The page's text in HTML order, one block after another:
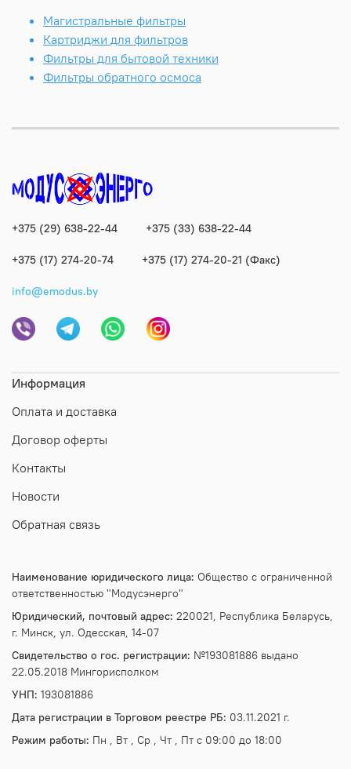
Магистральные фильтры
Картриджи для фильтров
Фильтры для бытовой техники
Фильтры обратного осмоса
Информация
Оплата и доставка
Договор оферты
Контакты
Новости
Обратная связь
Наименование юридического лица: Общество с ограниченной
ответственностью "Модусэнерго"
Юридический, почтовый адрес: 220021, Республика Беларусь,
г. Минск, ул. Одесская, 14-07
Свидетельство о гос. регистрации: №193081886 выдано
22.05.2018 Мингорисполком
УНП: 193081886
Дата регистрации в Торговом реестре РБ: 03.11.2021 г.
Режим работы: Пн , Вт , Ср , Чт , Пт c 09:00 до 18:00
+375 (29) 638-22-44 +375 (33) 638-22-44
+375 (17) 274-20-74 +375 (17) 274-20-21 (Факс)
info@emodus.by